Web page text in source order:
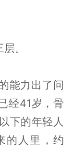
。
能力出了问
经41岁，骨
下的年轻人
的人里，约